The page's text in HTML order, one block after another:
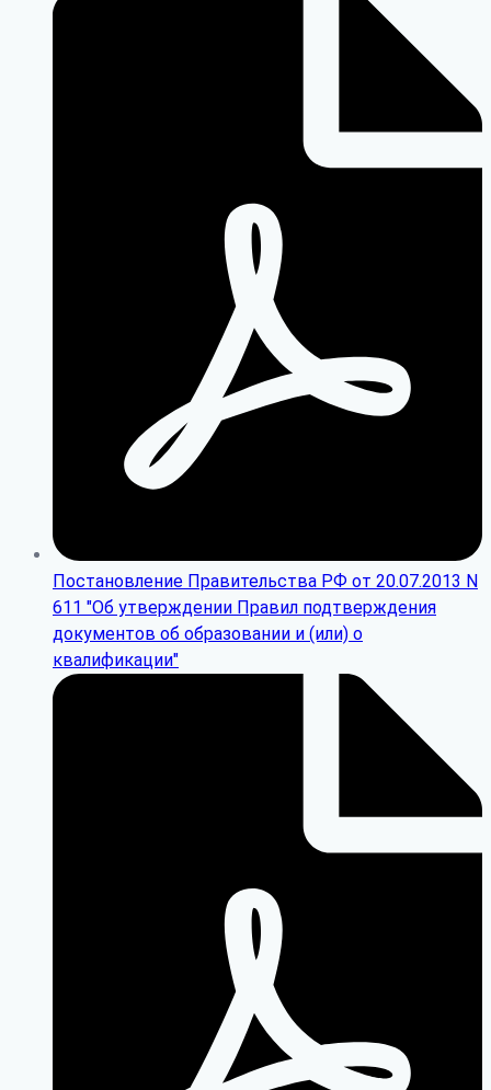
Постановление Правительства РФ от 20.07.2013 N
611 "Об утверждении Правил подтверждения
документов об образовании и (или) о
квалификации"